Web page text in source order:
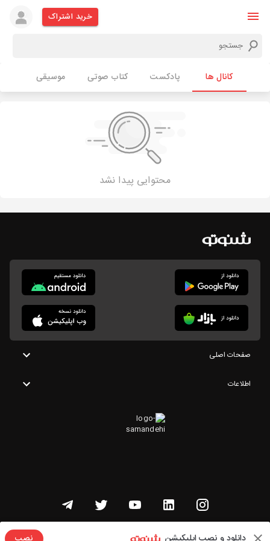
خرید اشتراک
کانال ها پادکست کتاب صوتی موسیقی
محتوایی پیدا نشد
صفحات اصلی
اطلاعات
تمامی حقوق این وبسایت متعلق به شنوتو است